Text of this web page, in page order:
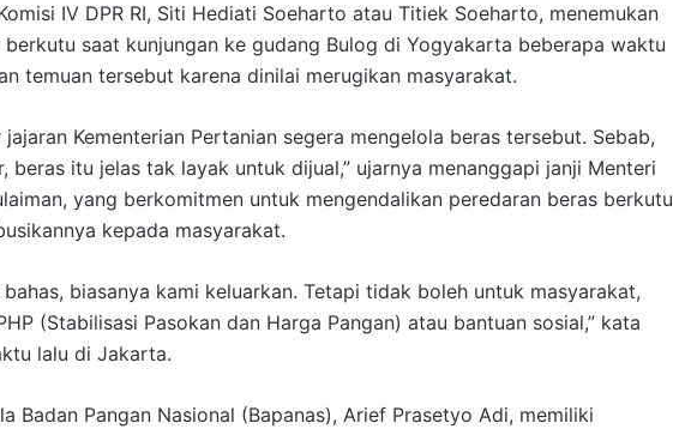
IV DPR RI, Siti Hediati Soeharto atau Titiek Soeharto, menemukan
saat kunjungan ke gudang Bulog di Yogyakarta beberapa waktu
temuan tersebut karena dinilai merugikan masyarakat.
jajaran Kementerian Pertanian segera mengelola beras tersebut. Sebab,
beras itu jelas tak layak untuk dijual,” ujarnya menanggapi janji Menteri
yang berkomitmen untuk mengendalikan peredaran beras berkutu
kepada masyarakat.
biasanya kami keluarkan. Tetapi tidak boleh untuk masyarakat,
(Stabilisasi Pasokan dan Harga Pangan) atau bantuan sosial,” kata
lalu di Jakarta.
Badan Pangan Nasional (Bapanas), Arief Prasetyo Adi, memiliki